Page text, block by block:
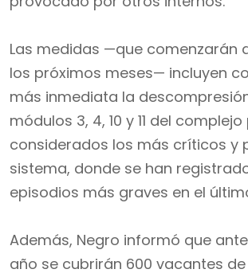
Las medidas —que comenzarán
los próximos meses— incluyen
más inmediata la
módulos 3, 4, 10 y 11 del
considerados los más críticos y
sistema, donde se han
episodios más graves en el
Además, Negro informó que
año se cubrirán 600 vacantes